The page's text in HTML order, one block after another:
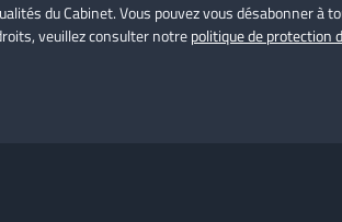
du Cabinet. Vous pouvez vous désabonner à
veuillez consulter notrepolitique de protection